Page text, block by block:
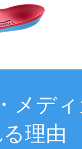
メデ
理由